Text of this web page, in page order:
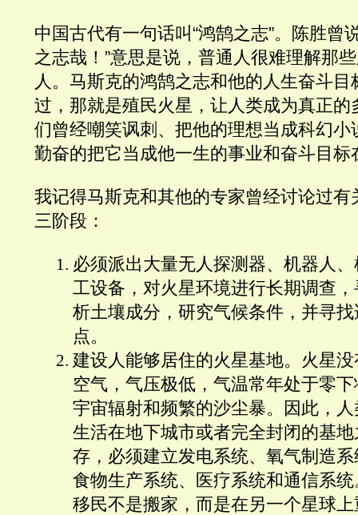
中国古代有一句话叫“鸿鹄之志”。陈胜曾
之志哉！”意思是说，普通人很难理解那
人。马斯克的鸿鹄之志和他的人生奋斗目
过，那就是殖民火星，让人类成为真正的
们曾经嘲笑讽刺、把他的理想当成科幻小
勤奋的把它当成他一生的事业和奋斗目标
我记得马斯克和其他的专家曾经讨论过有
三阶段：
必须派出大量无人探测器、机器人
工设备，对火星环境进行长期调查
析土壤成分，研究气候条件，并寻
点。
建设人能够居住的火星基地。火星
空气，气压极低，气温常年处于零
宇宙辐射和频繁的沙尘暴。因此，
生活在地下城市或者完全封闭的基
存，必须建立发电系统、氧气制造
食物生产系统、医疗系统和通信系
移民不是搬家，而是在另一个星球